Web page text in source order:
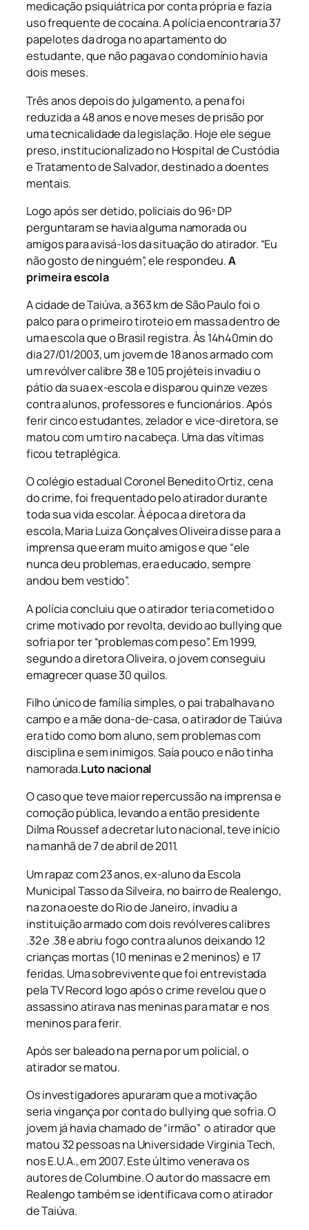
medicação psiquiátrica por conta própria e fazia
uso frequente de cocaína. A polícia encontraria 37
papelotes da droga no apartamento do
estudante, que não pagava o condomínio havia
dois meses.
Três anos depois do julgamento, a pena foi
reduzida a 48 anos e nove meses de prisão por
uma tecnicalidade da legislação. Hoje ele segue
preso, institucionalizado no Hospital de Custódia
e Tratamento de Salvador, destinado a doentes
mentais.
Logo após ser detido, policiais do 96º DP
perguntaram se havia alguma namorada ou
amigos para avisá-los da situação do atirador. “Eu
não gosto de ninguém”, ele respondeu.A
primeira escola
A cidade de Taiúva, a 363 km de São Paulo foi o
palco para o primeiro tiroteio em massa dentro de
uma escola que o Brasil registra. Às 14h40min do
dia 27/01/2003, um jovem de 18 anos armado com
um revólver calibre 38 e 105 projéteis invadiu o
pátio da sua ex-escola e disparou quinze vezes
contra alunos, professores e funcionários. Após
ferir cinco estudantes, zelador e vice-diretora, se
matou com um tiro na cabeça. Uma das vítimas
ficou tetraplégica.
O colégio estadual Coronel Benedito Ortiz, cena
do crime, foi frequentado pelo atirador durante
toda sua vida escolar. À época a diretora da
escola, Maria Luiza Gonçalves Oliveira disse para a
imprensa que eram muito amigos e que “ele
nunca deu problemas, era educado, sempre
andou bem vestido”.
A polícia concluiu que o atirador teria cometido o
crime motivado por revolta, devido ao bullying que
sofria por ter “problemas com peso”. Em 1999,
segundo a diretora Oliveira, o jovem conseguiu
emagrecer quase 30 quilos.
Filho único de família simples, o pai trabalhava no
campo e a mãe dona-de-casa, o atirador de Taiúva
era tido como bom aluno, sem problemas com
disciplina e sem inimigos. Saía pouco e não tinha
namorada.Luto nacional
O caso que teve maior repercussão na imprensa e
comoção pública, levando a então presidente
Dilma Roussef a decretar luto nacional, teve início
na manhã de 7 de abril de 2011.
Um rapaz com 23 anos, ex-aluno da Escola
Municipal Tasso da Silveira, no bairro de Realengo,
na zona oeste do Rio de Janeiro, invadiu a
instituição armado com dois revólveres calibres
.32 e .38 e abriu fogo contra alunos deixando 12
crianças mortas (10 meninas e 2 meninos) e 17
feridas. Uma sobrevivente que foi entrevistada
pela TV Record logo após o crime revelou que o
assassino atirava nas meninas para matar e nos
meninos para ferir.
Após ser baleado na perna por um policial, o
atirador se matou.
Os investigadores apuraram que a motivação
seria vingança por conta do bullying que sofria. O
jovem já havia chamado de “irmão” o atirador que
matou 32 pessoas na Universidade Virginia Tech,
nos E.U.A., em 2007. Este último venerava os
autores de Columbine. O autor do massacre em
Realengo também se identificava com o atirador
de Taiúva.